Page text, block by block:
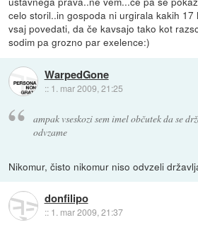
celo storil..in gospoda ni urgirala kakih 17
vsaj povedati, da če kavsajo tako kot
sodim pa grozno par exelence:)
WarpedGone
:: 1. mar 2009, 21:25
ampak vseskozi sem imel občutek da se
odvzame
Nikomur, čisto nikomur niso odvzeli
donfilipo
:: 1. mar 2009, 21:37